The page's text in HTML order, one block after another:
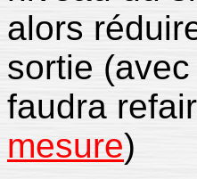
alors
sortie (avec
faudra
mesure)